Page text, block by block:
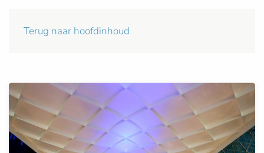
Terug naar hoofdinhoud